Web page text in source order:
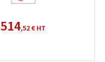
514,52 € HT